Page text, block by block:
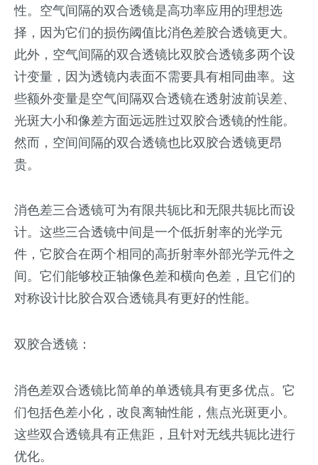
性。空气间隔的双合透镜是高功率应用的理想选
择，因为它们的损伤阈值比消色差胶合透镜更大。
此外，空气间隔的双合透镜比双胶合透镜多两个设
计变量，因为透镜内表面不需要具有相同曲率。这
些额外变量是空气间隔双合透镜在透射波前误差、
光斑大小和像差方面远远胜过双胶合透镜的性能。
然而，空间间隔的双合透镜也比双胶合透镜更昂
贵。
消色差三合透镜可为有限共轭比和无限共轭比而设
计。这些三合透镜中间是一个低折射率的光学元
件，它胶合在两个相同的高折射率外部光学元件之
间。它们能够校正轴像色差和横向色差，且它们的
对称设计比胶合双合透镜具有更好的性能。
双胶合透镜：
消色差双合透镜比简单的单透镜具有更多优点。它
们包括色差小化，改良离轴性能，焦点光斑更小。
这些双合透镜具有正焦距，且针对无线共轭比进行
优化。